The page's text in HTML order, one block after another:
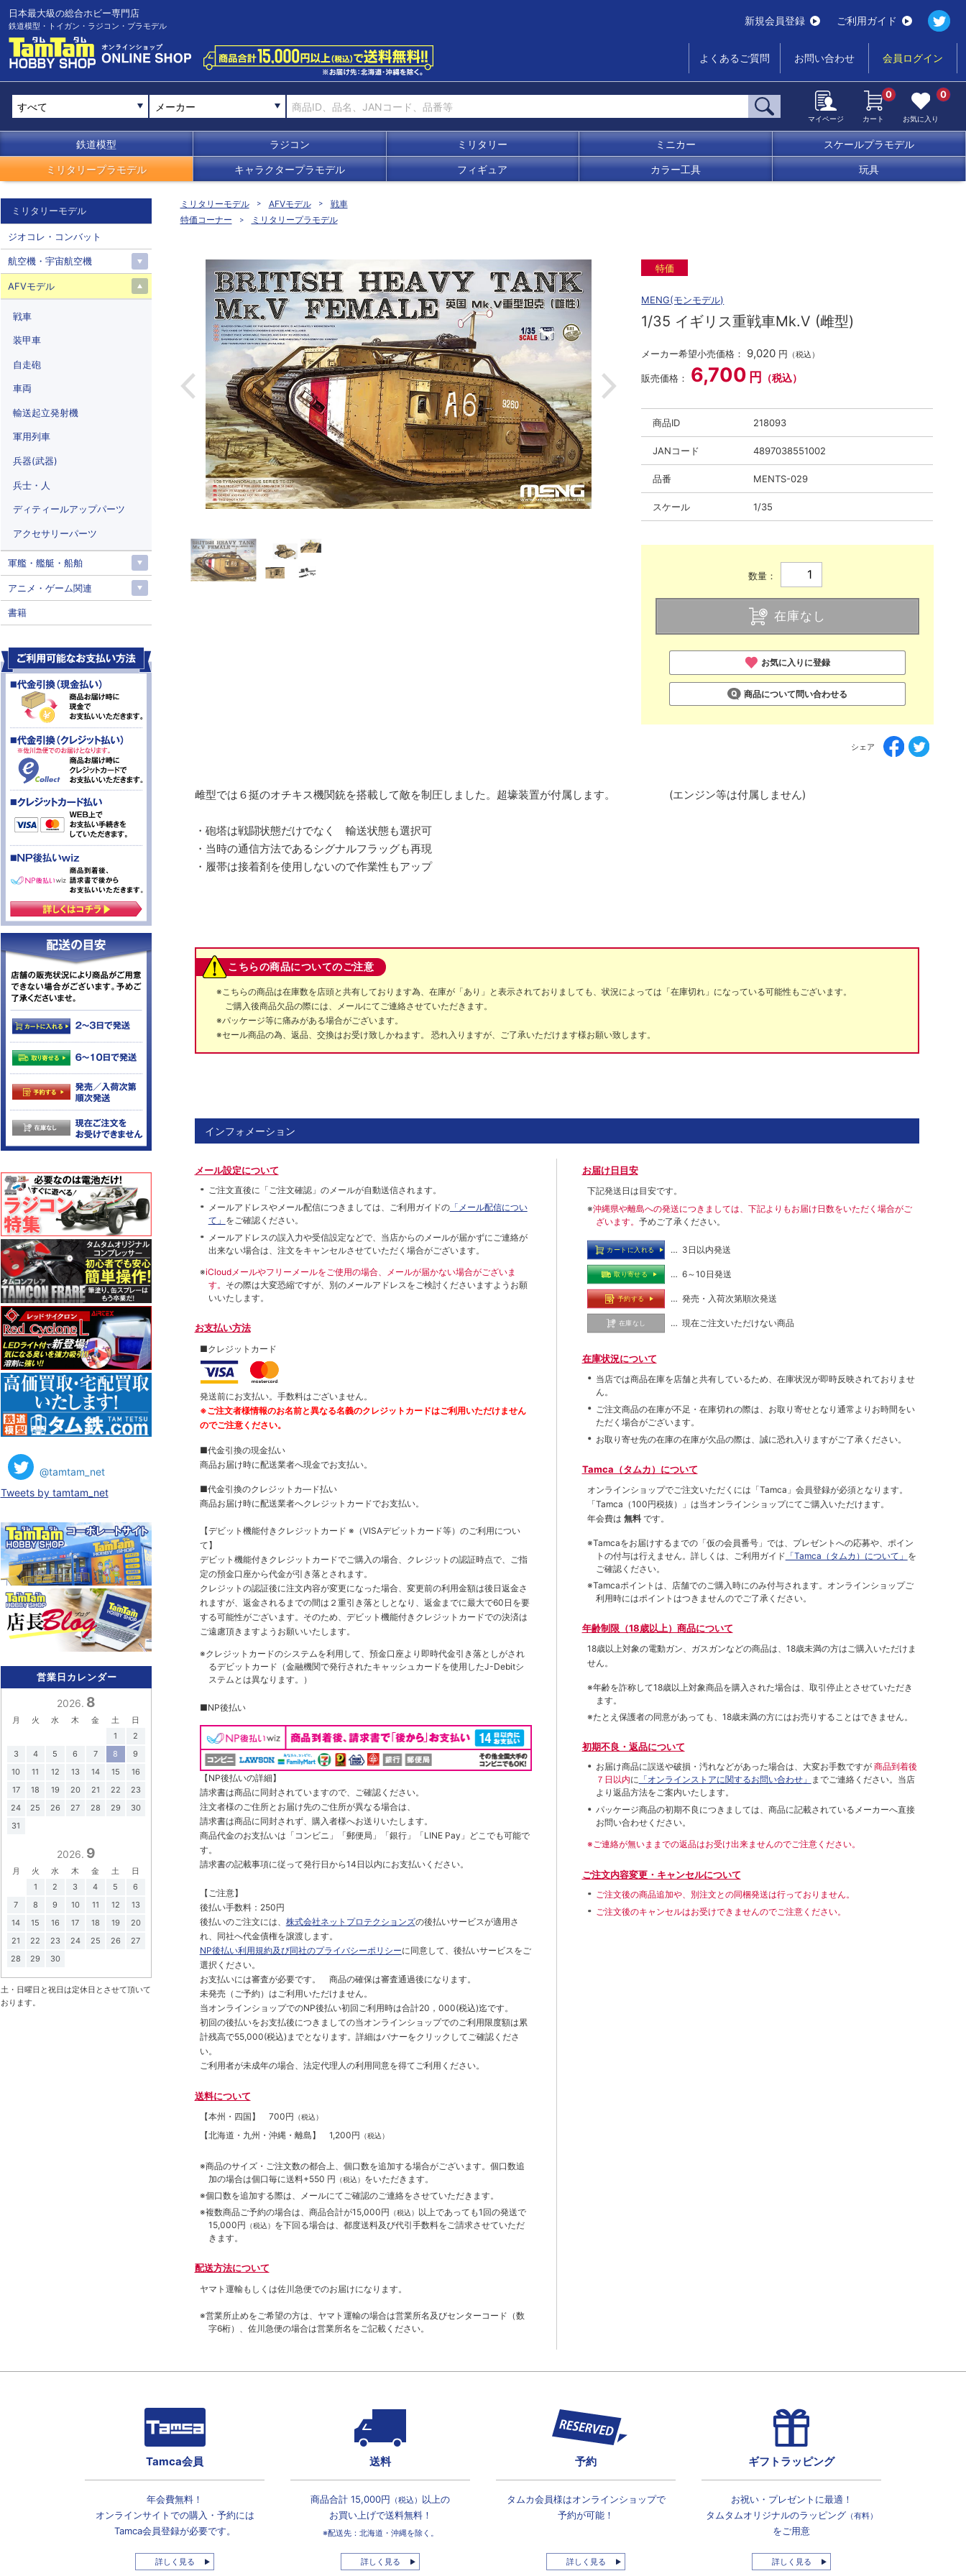
日本最大級の総合ホビー専門店
鉄道模型・トイガン・ラジコン・プラモデル 新規会員登録 ご利用ガイド
よくあるご質問 お問い合わせ 会員ログイン
メーカー
マイページ カート
0
お気に入り
0
鉄道模型 ラジコン ミリタリー ミニカー スケールプラモデル
ミリタリープラモデル キャラクタープラモデル フィギュア カラー工具 玩具
ミリタリーモデル AFVモデル
戦車
特価コーナー
ミリタリープラモデル
特価
MENG(モンモデル)
1/35 イギリス重戦車Mk.V (雌型)
メーカー希望小売価格： 9,020 円 （税込）
販売価格： 6,700 円 （税込）
商品ID 218093
JANコード 4897038551002
品番 MENTS-029
スケール 1/35
数量：
在庫なし
お気に入りに登録
商品について問い合わせる
シェア
雌型では６挺のオチキス機関銃を搭載して敵を制圧しました。超壕装置が付属します。 (エンジン等は付属しません)
・砲塔は戦闘状態だけでなく 輸送状態も選択可
・当時の通信方法であるシグナルフラッグも再現
・履帯は接着剤を使用しないので作業性もアップ
こちらの商品についてのご注意
※こちらの商品は在庫数を店頭と共有しております為、在庫が「あり」と表示されておりましても、状況によっては「在庫切れ」になっている可能性もございます。
ご購入後商品欠品の際には、メールにてご連絡させていただきます。
※パッケージ等に痛みがある場合がございます。
※セール商品の為、返品、交換はお受け致しかねます。 恐れ入りますが、ご了承いただけます様お願い致します。
インフォメーション
メール設定について
ご注文直後に「ご注文確認」のメールが自動送信されます。
メールアドレスやメール配信につきましては、ご利用ガイドの「メール配信につい
て」 をご確認ください。
メールアドレスの誤入力や受信設定などで、当店からのメールが届かずにご連絡が
出来ない場合は、注文をキャンセルさせていただく場合がございます。
※iCloudメールやフリーメールをご使用の場合、メールが届かない場合がございま
す。 その際は大変恐縮ですが、別のメールアドレスをご検討くださいますようお願
いいたします。
お支払い方法
■クレジットカード
発送前にお支払い。手数料はございません。
※ご注文者様情報のお名前と異なる名義のクレジットカードはご利用いただけません
のでご注意ください。
■代金引換の現金払い
商品お届け時に配送業者へ現金でお支払い。
■代金引換のクレジットカ―ド払い
商品お届け時に配送業者へクレジットカードでお支払い。
【デビット機能付きクレジットカード ※（VISAデビットカード等） のご利用につい
て】
デビット機能付きクレジットカードでご購入の場合、クレジットの認証時点で、ご指
定の預金口座から代金が引き落とされます。
クレジットの認証後に注文内容が変更になった場合、変更前の利用金額は後日返金さ
れますが、返金されるまでの間は２重引き落としとなり、返金までに最大で60日を要
する可能性がございます。そのため、デビット機能付きクレジットカードでの決済は
ご遠慮頂きますようお願いいたします。
※クレジットカードのシステムを利用して、預金口座より即時代金引き落としがされ
るデビットカード（金融機関で発行されたキャッシュカードを使用したJ-Debitシ
ステムとは異なります。）
■NP後払い
【NP後払いの詳細】
請求書は商品に同封されていますので、ご確認ください。
注文者様のご住所とお届け先のご住所が異なる場合は、
請求書は商品に同封されず、購入者様へお送りいたします。
商品代金のお支払いは「コンビニ」「郵便局」「銀行」「LINE Pay」どこでも可能で
す。
請求書の記載事項に従って発行日から14日以内にお支払いください。
【ご注意】
後払い手数料：250円
後払いのご注文には、 株式会社ネットプロテクションズの後払いサービスが適用さ
れ、同社へ代金債権を譲渡します。
NP後払い利用規約及び同社のプライバシーポリシーに同意して、後払いサービスをご
選択ください。
お支払いには審査が必要です。 商品の確保は審査通過後になります。
未発売（ご予約）はご利用いただけません。
当オンラインショップでのNP後払い初回ご利用時は合計20，000(税込)迄です。
初回の後払いをお支払後につきましての当オンラインショップでのご利用限度額は累
計残高で55,000(税込)までとなります。詳細はバナーをクリックしてご確認くださ
い。
ご利用者が未成年の場合、法定代理人の利用同意を得てご利用ください。
送料について
【本州・四国】 700円 （税込）
【北海道・九州・沖縄・離島】 1,200円 （税込）
※商品のサイズ・ご注文数の都合上、個口数を追加する場合がございます。個口数追
加の場合は個口毎に送料+550 円 （税込） をいただきます。
※個口数を追加する際は、メールにてご確認のご連絡をさせていただきます。
※複数商品ご予約の場合は、商品合計が15,000円 （税込） 以上であっても1回の発送で
15,000円 （税込） を下回る場合は、都度送料及び代引手数料をご請求させていただ
きます。
配送方法について
ヤマト運輸もしくは佐川急便でのお届けになります。
※営業所止めをご希望の方は、ヤマト運輸の場合は営業所名及びセンターコード（数
字6桁）、佐川急便の場合は営業所名をご記載ください。
お届け日目安
下記発送日は目安です。
※沖縄県や離島への発送につきましては、下記よりもお届け日数をいただく場合がご
ざいます。 予めご了承ください。
カートに入れる … 3日以内発送
取り寄せる … 6～10日発送
予約する … 発売・入荷次第順次発送
在庫なし … 現在ご注文いただけない商品
在庫状況について
当店では商品在庫を店舗と共有しているため、在庫状況が即時反映されておりませ
ん。
ご注文商品の在庫が不足・在庫切れの際は、お取り寄せとなり通常よりお時間をい
ただく場合がございます。
お取り寄せ先の在庫の在庫が欠品の際は、誠に恐れ入りますがご了承ください。
Tamca（タムカ）について
オンラインショップでご注⽂いただくには「Tamca」会員登録が必須となります。
「Tamca （100円税抜）
」は当オンラインショップにてご購⼊いただけます。
年会費は 無料 です。
※Tamcaをお届けするまでの「仮の会員番号」では、プレゼントへの応募や、ポイン
トの付与は⾏えません。詳しくは、ご利⽤ガイド 「Tamca（タムカ）について」 を
ご確認ください。
※Tamcaポイントは、店舗でのご購⼊時にのみ付与されます。オンラインショップご
利用時にはポイントはつきませんのでご了承ください。
年齢制限（18歳以上）商品について
18歳以上対象の電動ガン、ガスガンなどの商品は、18歳未満の方はご購入いただけま
せん。
※年齢を詐称して18歳以上対象商品を購入された場合は、取引停止とさせていただき
ます。
※たとえ保護者の同意があっても、18歳未満の方にはお売りすることはできません。
初期不良・返品について
お届け商品に誤送や破損・汚れなどがあった場合は、大変お手数ですが 商品到着後
７日以内に 「オンラインストアに関するお問い合わせ」 までご連絡ください。当店
より返品方法をご案内いたします。
パッケージ商品の初期不良につきましては、商品に記載されているメーカーへ直接
お問い合わせください。
※ご連絡が無いままでの返品はお受け出来ませんのでご注意ください。
ご注文内容変更・キャンセルについて
ご注文後の商品追加や、別注文との同梱発送は行っておりません。
ご注文後のキャンセルはお受けできませんのでご注意ください。
ミリタリーモデル
ジオコレ・コンバット
航空機・宇宙航空機
AFVモデル
戦車
装甲車
自走砲
車両
輸送起立発射機
軍用列車
兵器(武器)
兵士・人
ディティールアップパーツ
アクセサリーパーツ
軍艦・艦艇・船舶
アニメ・ゲーム関連
書籍
@tamtam_net
Tweets by tamtam_net
営業日カレンダー
2026. 8
月 火 水 木 金 土
日
1
2
3
4 5 6 7 8
9
10
11 12 13 14 15
16
17
18 19 20 21 22
23
24
25 26 27 28 29
30
31
2026. 9
月 火 水 木 金 土
日
1
2 3 4 5
6
7
8 9 10 11 12
13
14
15 16 17 18 19
20
21
22 23 24 25 26
27
28
29 30
土・日曜日と祝日は定休日とさせて頂いて
おります。
Tamca会員
年会費無料！
オンラインサイトでの購入・予約には
Tamca会員登録が必要です。
詳しく見る
送料
商品合計 15,000円 （税込） 以上の
お買い上げで送料無料！
※配送先：北海道・沖縄を除く。
詳しく見る
予約
タムカ会員様はオンラインショップで
予約が可能！
詳しく見る
ギフトラッピング
お祝い・プレゼントに最適！
タムタムオリジナルのラッピング （有料）
をご用意
詳しく見る